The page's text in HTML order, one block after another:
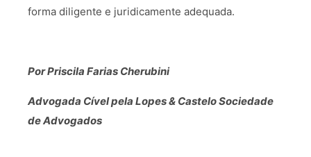
forma diligente e juridicamente adequada.
Por Priscila Farias Cherubini
Advogada Cível pela Lopes & Castelo Sociedade
de Advogados